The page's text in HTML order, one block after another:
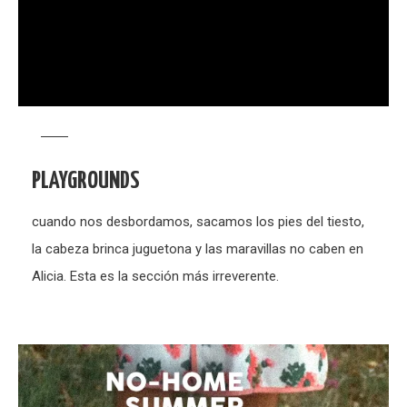
PLAYGROUNDS
cuando nos desbordamos, sacamos los pies del tiesto,
la cabeza brinca juguetona y las maravillas no caben en
Alicia. Esta es la sección más irreverente.